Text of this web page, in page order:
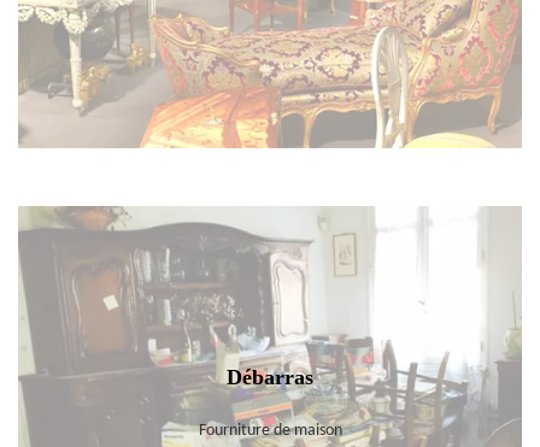
Débarras
Fourniture de maison